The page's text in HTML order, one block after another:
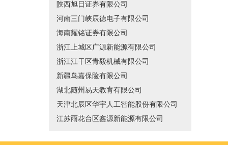
陕西旭日证券有限公司
河南三门峡辰德电子有限公司
海南耀铭证券有限公司
浙江上城区广源新能源有限公司
浙江江干区青毅机械有限公司
新疆鸟嘉保险有限公司
湖北随州易天教育有限公司
天津北辰区华宇人工智能股份有限公司
江苏雨花台区鑫源新能源有限公司